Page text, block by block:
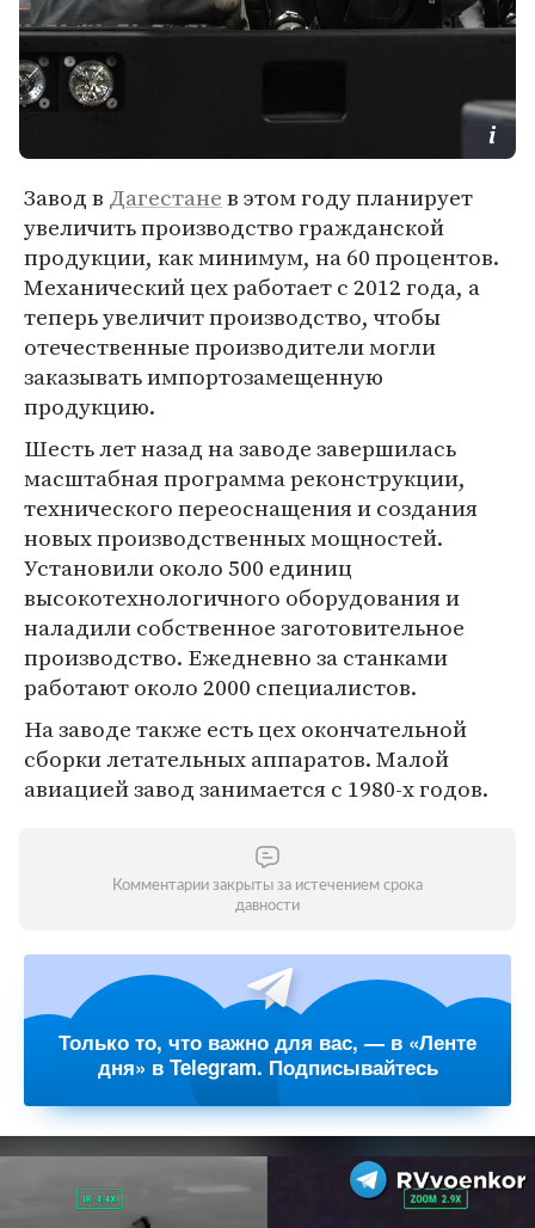
Завод в Дагестане​​в этом году планирует
увеличить производство гражданской
продукции, как минимум, на 60 процентов.
Механический цех работает с 2012 года, а
теперь увеличит производство, чтобы
отечественные производители могли
заказывать импортозамещенную
продукцию.
Шесть лет назад на заводе завершилась
масштабная программа реконструкции,
технического переоснащения и создания
новых производственных мощностей.
Установили около 500 единиц
высокотехнологичного оборудования и
наладили собственное заготовительное
производство. Ежедневно за станками
работают около 2000 специалистов.
На заводе также есть цех окончательной
сборки летательных аппаратов. Малой
авиацией завод занимается с 1980-х годов.
Комментарии закрыты за истечением срока
давности
Только то, что важно для вас, — в «Ленте
дня» в Telegram. Подписывайтесь